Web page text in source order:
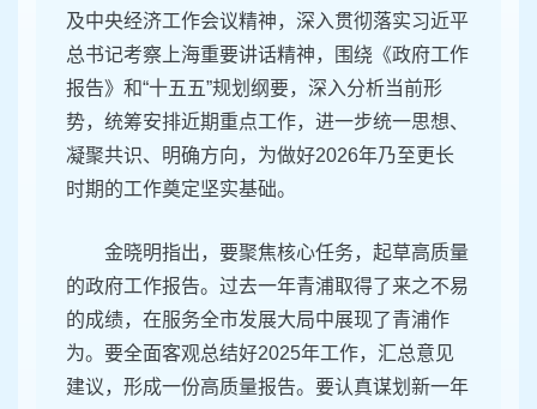
及中央经济工作会议精神，深入贯彻落实习近平
总书记考察上海重要讲话精神，围绕《政府工作
报告》和“十五五”规划纲要，深入分析当前形
势，统筹安排近期重点工作，进一步统一思想、
凝聚共识、明确方向，为做好2026年乃至更长
时期的工作奠定坚实基础。
金晓明指出，要聚焦核心任务，起草高质量
的政府工作报告。过去一年青浦取得了来之不易
的成绩，在服务全市发展大局中展现了青浦作
为。要全面客观总结好2025年工作，汇总意见
建议，形成一份高质量报告。要认真谋划新一年